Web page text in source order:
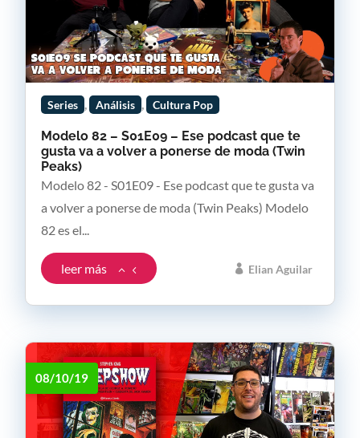
Modelo 82 – S01E09 – Ese podcast que te
gusta va a volver a ponerse de moda (Twin
Peaks)
Elian Aguilar
Series , Análisis , Cultura Pop
Modelo 82 - S01E09 - Ese podcast que te gusta va
a volver a ponerse de moda (Twin Peaks) Modelo
82 es el...
leer más
08/10/19